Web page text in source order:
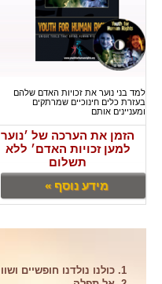
למד בני נוער את זכויות האדם שלהם
בעזרת כלים חינוכיים שמרתקים
ומעניינים אותם
הזמן את הערכה של ׳נוער
למען זכויות האדם׳ ללא
תשלום
מידע נוסף »
1. כולנו נולדנו חופשיים ושווים